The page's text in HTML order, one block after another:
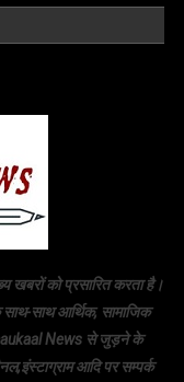
खबरों को प्रसारित करता है।
साथ आर्थिक, सामाजिक
News से जुड़ने के
आदि पर सम्पर्क